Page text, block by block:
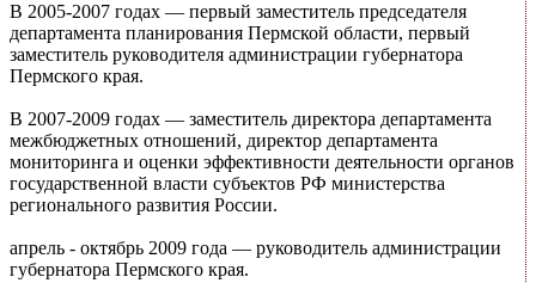
В 2005-2007 годах — первый заместитель председателя
департамента планирования Пермской области, первый
заместитель руководителя администрации губернатора
Пермского края.
В 2007-2009 годах — заместитель директора департамента
межбюджетных отношений, директор департамента
мониторинга и оценки эффективности деятельности органов
государственной власти субъектов РФ министерства
регионального развития России.
апрель - октябрь 2009 года — руководитель администрации
губернатора Пермского края.